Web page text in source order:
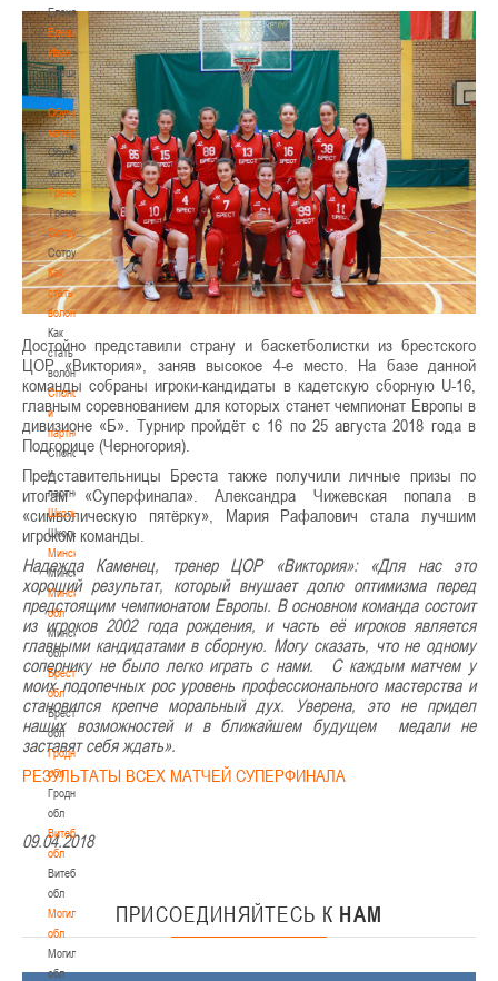
Елена
Едешко
Иван
Едешко
Иван
Обучающие
материалы
Обучающие
материалы
Тренерам
Тренерам
Сотрудничество
Сотрудничество
Как
стать
волонтером
Как
стать
волонтером
Спонсоры
и
партнеры
Спонсоры
и
партнеры
Школы
Школы
Минск
Минск
Минская
обл
Минская
обл
Брестская
обл
Брестская
обл
Гродненская
обл
Гродненская
обл
Витебская
обл
Витебская
обл
Могилевская
обл
Могилевская
обл
Достойно представили страну и баскетболистки из брестского
ЦОР «Виктория», заняв высокое 4-е место. На базе данной
команды собраны игроки-кандидаты в кадетскую сборную U-16,
главным соревнованием для которых станет чемпионат Европы в
дивизионе «Б». Турнир пройдёт с 16 по 25 августа 2018 года в
Подгорице (Черногория).
Представительницы Бреста также получили личные призы по
итогам «Суперфинала». Александра Чижевская попала в
«символическую пятёрку», Мария Рафалович стала лучшим
игроком команды.
Надежда Каменец, тренер ЦОР «Виктория»: «Для нас это
хороший результат, который внушает долю оптимизма перед
предстоящим чемпионатом Европы. В основном команда состоит
из игроков 2002 года рождения, и часть её игроков является
главными кандидатами в сборную. Могу сказать, что не одному
сопернику не было легко играть с нами. С каждым матчем у
моих подопечных рос уровень профессионального мастерства и
становился крепче моральный дух. Уверена, это не придел
наших возможностей и в ближайшем будущем медали не
заставят себя ждать».
РЕЗУЛЬТАТЫ ВСЕХ МАТЧЕЙ СУПЕРФИНАЛА
09.04.2018
ПРИСОЕДИНЯЙТЕСЬ К НАМ